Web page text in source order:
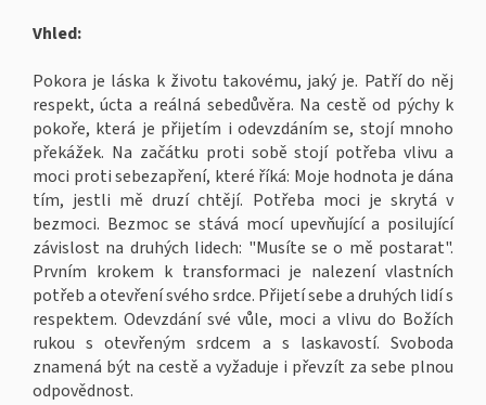
Vhled:
Pokora je láska k životu takovému, jaký je. Patří do něj
respekt, úcta a reálná sebedůvěra. Na cestě od pýchy k
pokoře, která je přijetím i odevzdáním se, stojí mnoho
překážek. Na začátku proti sobě stojí potřeba vlivu a
moci proti sebezapření, které říká: Moje hodnota je dána
tím, jestli mě druzí chtějí. Potřeba moci je skrytá v
bezmoci. Bezmoc se stává mocí upevňující a posilující
závislost na druhých lidech: "Musíte se o mě postarat".
Prvním krokem k transformaci je nalezení vlastních
potřeb a otevření svého srdce. Přijetí sebe a druhých lidí s
respektem. Odevzdání své vůle, moci a vlivu do Božích
rukou s otevřeným srdcem a s laskavostí. Svoboda
znamená být na cestě a vyžaduje i převzít za sebe plnou
odpovědnost.